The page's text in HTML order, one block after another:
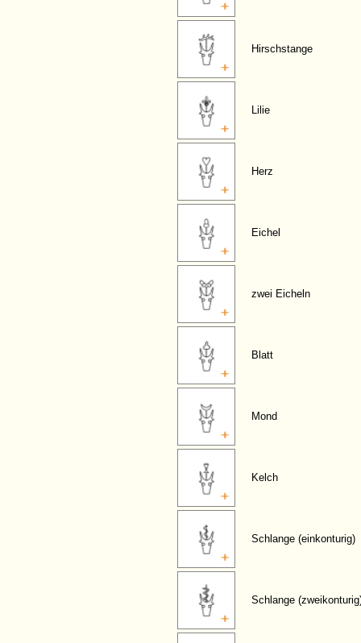
Hirschstange
Lilie
Herz
Eichel
zwei Eicheln
Blatt
Mond
Kelch
Schlange (einkonturig)
Schlange